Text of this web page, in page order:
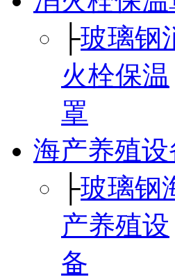
├玻璃钢
火栓保温
罩
海产养殖设
├玻璃钢
产养殖设
备